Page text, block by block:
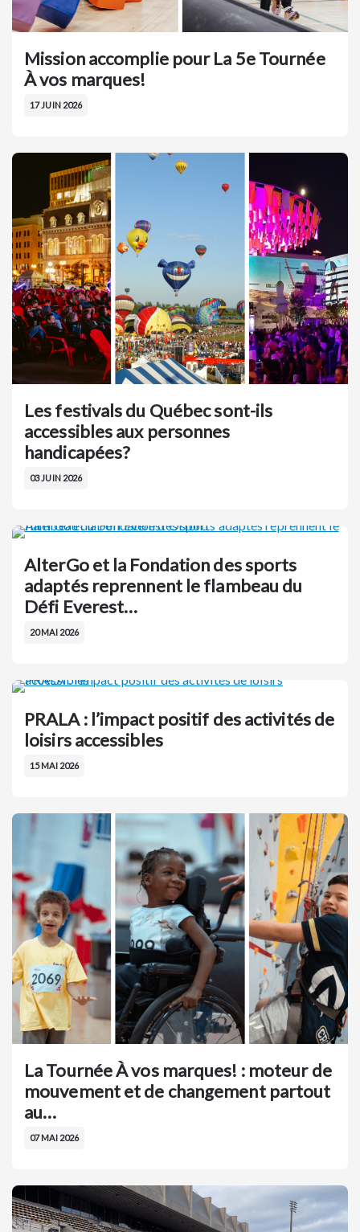
Mission accomplie pour La 5e Tournée
À vos marques!
17 JUIN 2026
Les festivals du Québec sont-ils
accessibles aux personnes
handicapées?
03 JUIN 2026
AlterGo et la Fondation des sports
adaptés reprennent le flambeau du
Défi Everest…
20 MAI 2026
PRALA : l’impact positif des activités de
loisirs accessibles
15 MAI 2026
La Tournée À vos marques! : moteur de
mouvement et de changement partout
au…
07 MAI 2026